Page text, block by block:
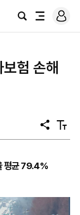
검
전
로
그
험 손해
공
유
텍
스
평균 79.4%